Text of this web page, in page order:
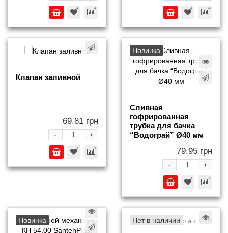
Клапан заливной
69.81 грн
+
-
Новинка
Сливная
гофрированная
трубка для бачка
“Водограй” Ø40 мм
79.95 грн
+
-
Новинка Нет в наличии